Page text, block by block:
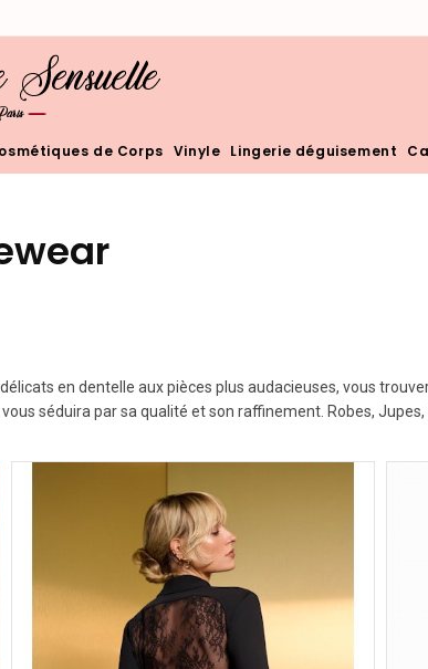
de Corps Vinyle Lingerie déguisement
en dentelle aux pièces plus audacieuses, vous
séduira par sa qualité et son raffinement. Robes,